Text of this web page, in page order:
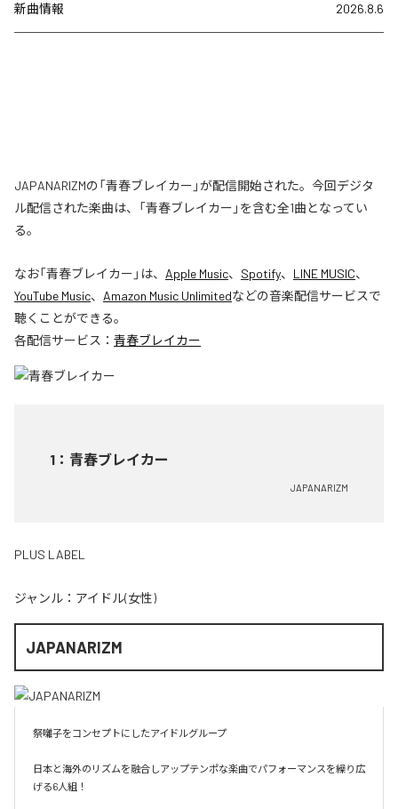
新曲情報 2026.8.6
JAPANARIZMの「青春ブレイカー」が配信開始された。今回デジタ
ル配信された楽曲は、「青春ブレイカー」を含む全1曲となってい
る。
なお「青春ブレイカー 」は、 Apple Music、 Spotify、 LINE MUSIC、
YouTube Music、 Amazon Music Unlimitedなどの音楽配信サービスで
聴くことができる。
各配信サービス： 青春ブレイカー
1 ： 青春ブレイカー
JAPANARIZM
PLUS LABEL
ジャンル： アイドル(女性)
JAPANARIZM
祭囃子をコンセプトにしたアイドルグループ
日本と海外のリズムを融合しアップテンポな楽曲でパフォーマンスを繰り広
げる6人組！